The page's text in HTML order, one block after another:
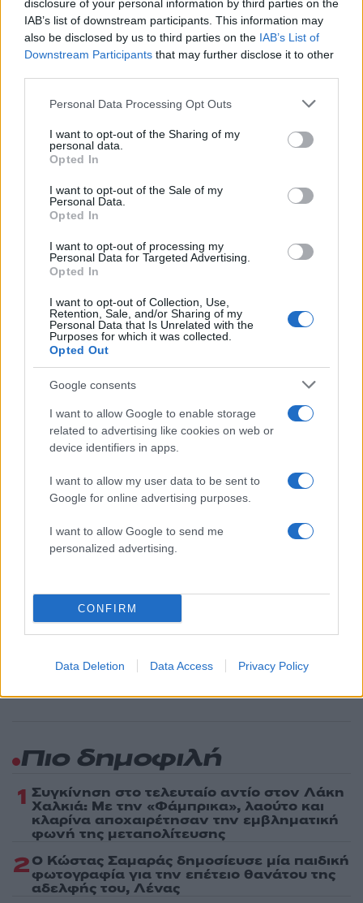
disclosure of your personal information by third parties on the
IAB’s list of downstream participants. This information may
also be disclosed by us to third parties on the IAB’s List of
Downstream Participants that may further disclose it to other
Please note that this website/app uses one or more Google
not limited to your visit or usage behaviour. You may click to
grant or deny consent to Google and its third-party tags to
use your data for below specified purposes in below Google
consent section.
Personal Data Processing Opt Outs
I want to opt-out of the Sharing of my
personal data.
Opted In
I want to opt-out of the Sale of my
Personal Data.
Opted In
I want to opt-out of processing my
Personal Data for Targeted Advertising.
Opted In
I want to opt-out of Collection, Use,
Retention, Sale, and/or Sharing of my
Personal Data that Is Unrelated with the
Purposes for which it was collected.
Opted Out
Google consents
I want to allow Google to enable storage
related to advertising like cookies on web or
device identifiers in apps.
I want to allow my user data to be sent to
Google for online advertising purposes.
I want to allow Google to send me
personalized advertising.
CONFIRM
Data Deletion Data Access Privacy Policy
Σχόλια
Σχολίασε εδώ
Υποβολή σχολίου
Πολιτική Απορρήτου&Όροι Χρήσης της Google.
Τοπικά Νέα
ΓΡΑΜΜΑΤΕΑΣ
ΜΑΓΝΗΣΙΑ
ΠΑΣΟΚ
ΠΕΘΑΝΕ
Ακολουθήστε το Νewsit.gr στο
ενημερωθείτε πρώτοι για όλη την ειδησεογραφία και τα
Σέρρες: Βίντεο
ντοκουμέντο από το
τροχαίο με νεκρούς μητέρα
και γιο – Ο οδηγός του
σύγκρουση
Στην ανακρίτρια η
46χρονη που
για τον φονικό
της Marfin
Πιο δημοφιλή
1 Συγκίνηση στο τελευταίο αντίο στον Λάκη
Χαλκιά: Με την «Φάμπρικα», λαούτο και
κλαρίνα αποχαιρέτησαν την εμβληματική
φωνή της μεταπολίτευσης
2Ο Κώστας Σαμαράς δημοσίευσε μία παιδική
φωτογραφία για την επέτειο θανάτου της
αδελφής του, Λένας